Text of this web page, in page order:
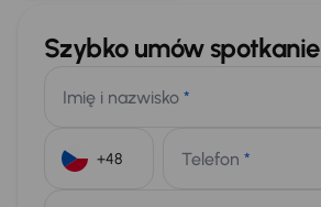
Szybko umów spotkanie
Imię i nazwisko *
Telefon *